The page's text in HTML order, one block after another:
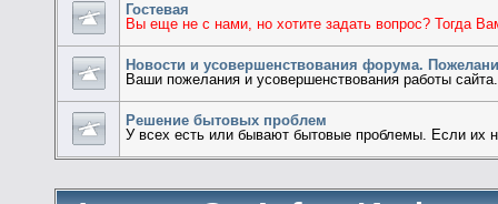
Гостевая
Вы еще не с нами, но хотите задать вопрос? Тогда
Новости и усовершенствования форума.
Ваши пожелания и усовершенствования работы сайта.
Решение бытовых проблем
У всех есть или бывают бытовые проблемы. Если их